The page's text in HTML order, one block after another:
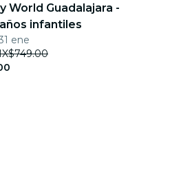
World Guadalajara -
infantiles
ene